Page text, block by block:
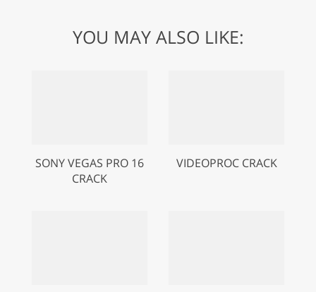
YOU MAY ALSO LIKE:
SONY VEGAS PRO 16
CRACK
VIDEOPROC CRACK